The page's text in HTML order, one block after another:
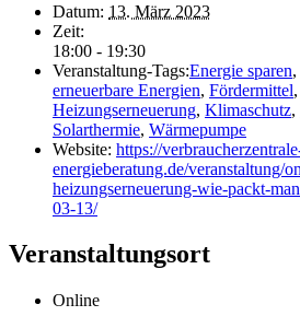
Datum: 13. März 2023
Zeit:
18:00 - 19:30
Veranstaltung-Tags:Energie sparen,
erneuerbare Energien, Fördermittel,
Heizungserneuerung, Klimaschutz,
Solarthermie, Wärmepumpe
Website: https://
energieberatung.de/veranstaltung/
heizungserneuerung-wie-packt-
03-13/
Veranstaltungsort
Online